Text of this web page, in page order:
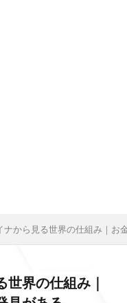
ナから見る世界の仕組み｜お
世界の仕組み｜